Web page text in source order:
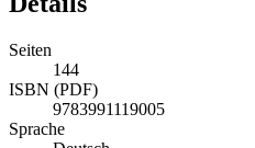
Seiten
144
ISBN (PDF)
9783991119005
Sprache